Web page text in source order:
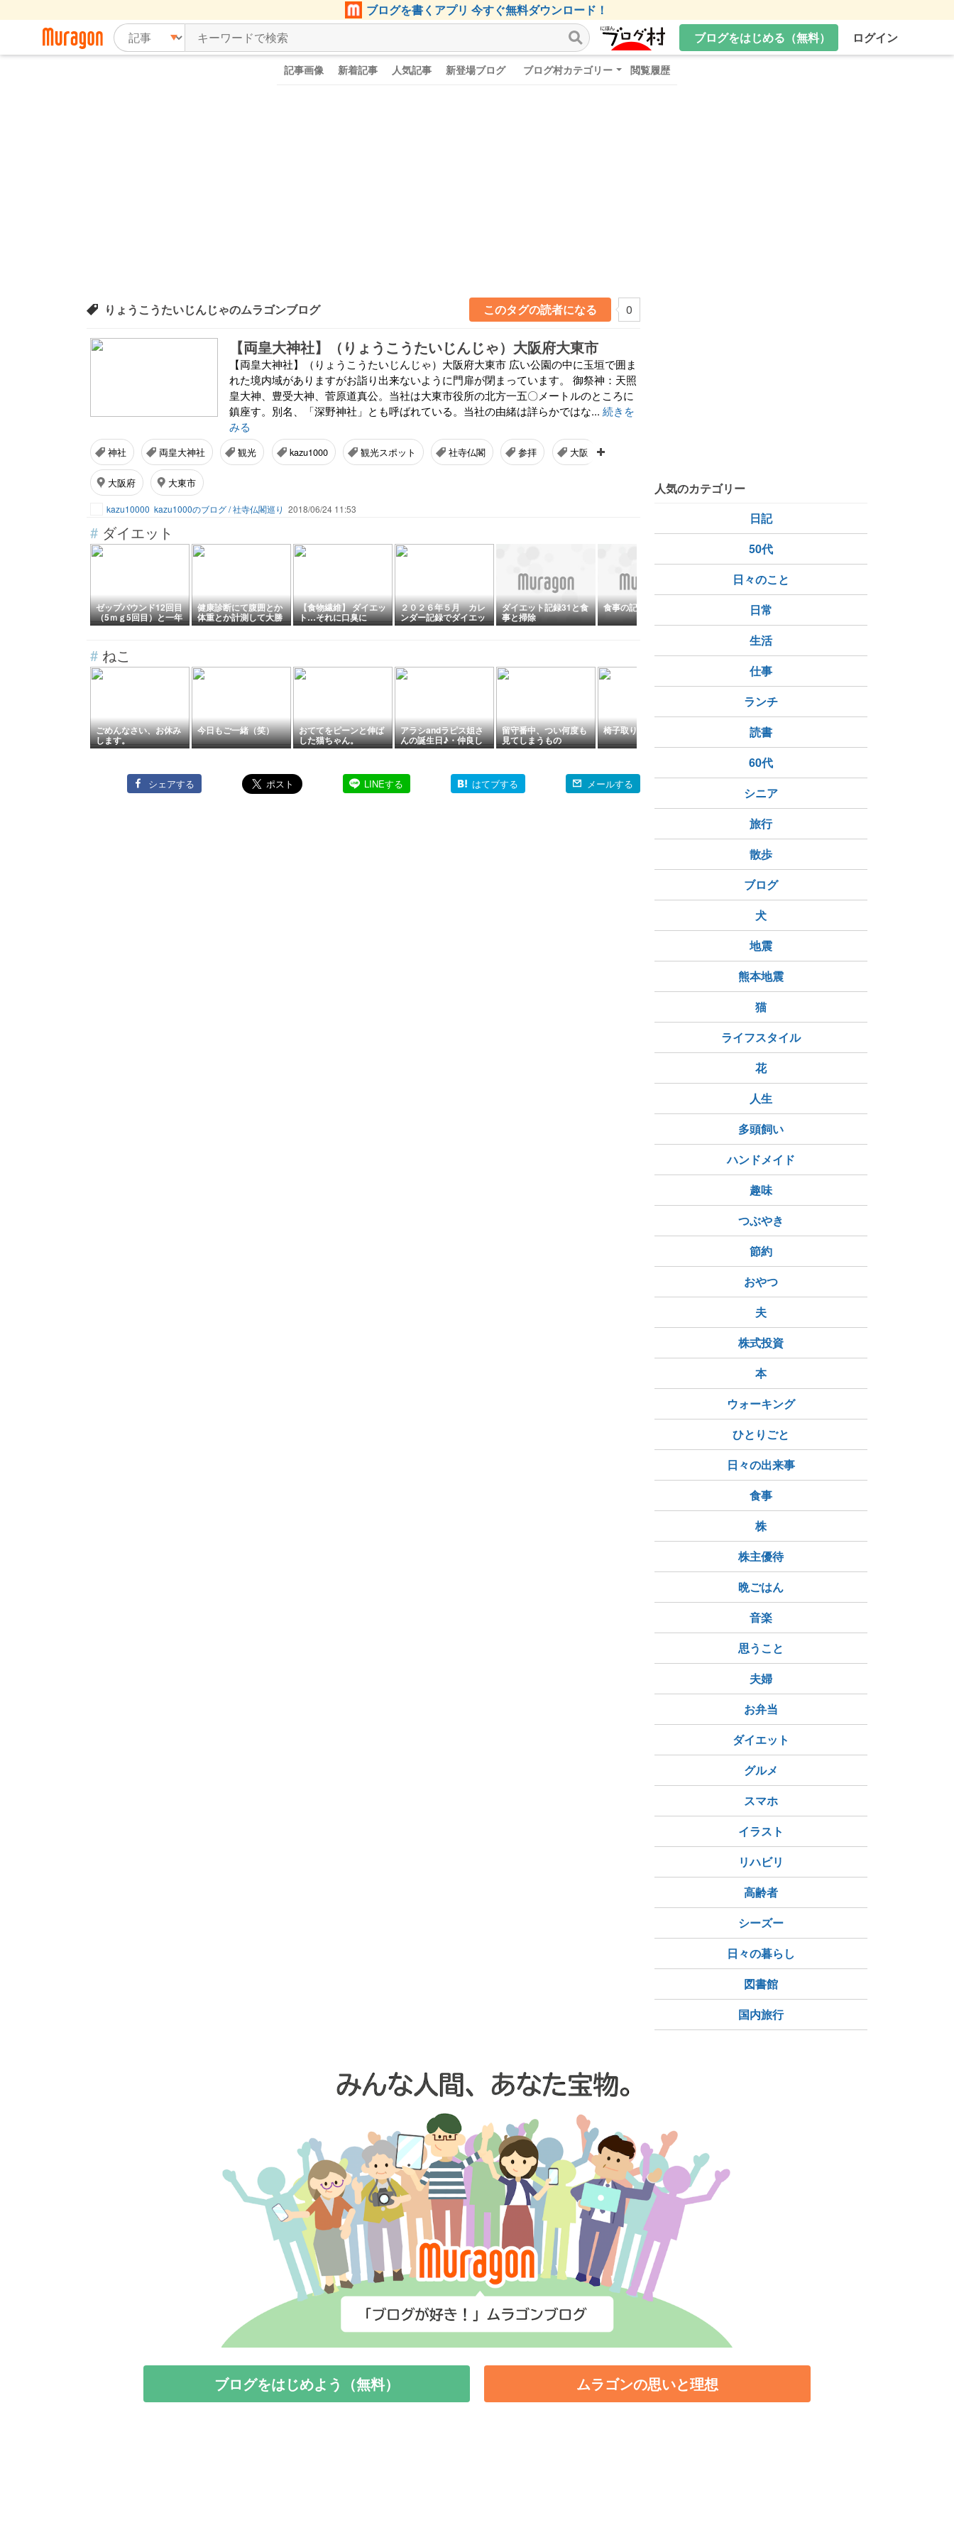
ブログを書くアプリ 今すぐ無料ダウンロード！
ブログをはじめる（無料）
ログイン
記事画像 新着記事 人気記事 新登場ブログ ブログ村カテゴリー 閲覧履歴
りょうこうたいじんじゃのムラゴンブログ このタグの読者になる 0
【両皇大神社】（りょうこうたいじんじゃ）大阪府大東市
【両皇大神社】（りょうこうたいじんじゃ）大阪府大東市 広い公園の中に玉垣で囲ま
れた境内域がありますがお詣り出来ないように門扉が閉まっています。 御祭神：天照
皇大神、豊受大神、菅原道真公。当社は大東市役所の北方一五〇メートルのところに
鎮座す。別名、「深野神社」とも呼ばれている。当社の由緒は詳らかではな... 続きを
みる
神社 両皇大神社 観光 kazu1000 観光スポット 社寺仏閣 参拝 大阪
大阪府 大東市
kazu10000 kazu1000のブログ / 社寺仏閣巡り 2018/06/24 11:53
# ダイエット
ゼップバウンド12回目
（5ｍｇ5回目）と一年
草花壇と梅干しと
健康診断にて腹囲とか
体重とか計測して大勝
利を収めました
【食物繊維】 ダイエッ
ト…それに口臭に
も！？ 「α-シクロデキ
２０２６年５月 カレ
ンダー記録でダイエッ
ト結果
ダイエット記録31と食
事と掃除
食事の記録 パーソナルトレーニン
グ3回目で気づいた
「重量より大切なこ うかな
# ねこ
ごめんなさい、お休み
します。
今日もご一緒（笑） おててをピーンと伸ば
した猫ちゃん。
アラシandラピス姐さ
んの誕生日♪・仲良し
親子
留守番中、つい何度も
見てしまうもの
椅子取りゲーム
シェアする LINEする はてブする メールする
人気のカテゴリー
日記
50代
日々のこと
日常
生活
仕事
ランチ
読書
60代
シニア
旅行
散歩
ブログ
犬
地震
熊本地震
猫
ライフスタイル
花
人生
多頭飼い
ハンドメイド
趣味
つぶやき
節約
おやつ
夫
株式投資
本
ウォーキング
ひとりごと
日々の出来事
食事
株
株主優待
晩ごはん
音楽
思うこと
夫婦
お弁当
ダイエット
グルメ
スマホ
イラスト
リハビリ
高齢者
シーズー
日々の暮らし
図書館
国内旅行
ブログをはじめよう（無料） ムラゴンの思いと理想